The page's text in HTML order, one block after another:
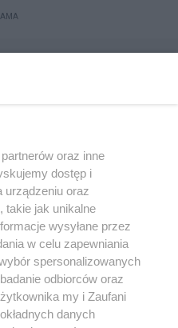
Reklama
Regulamin
newslettera
poinformowanych!
oraz inne
dostęp i
urządzeniu oraz
takie jak unikalne
wysyłane przez
w celu zapewniania
spersonalizowanych
odbiorców oraz
my i Zaufani
danych